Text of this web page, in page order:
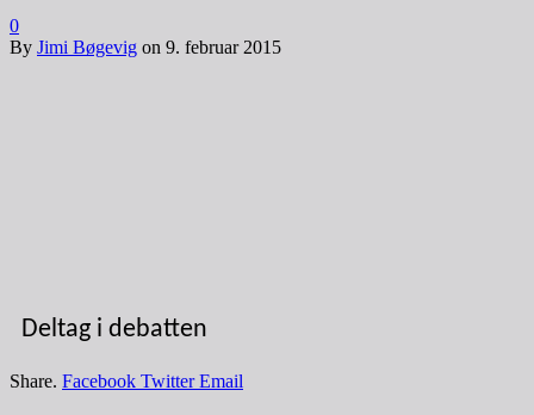
0
By Jimi Bøgevig on 9. februar 2015
Deltag i debatten
Share. Facebook Twitter Email